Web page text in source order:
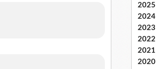
2025
2024
2023
2022
2021
2020